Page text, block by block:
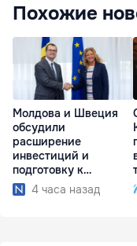
Похожие
Молдова и Швеция
обсудили
расширение
инвестиций и
подготовку к
отопительному
сезону
4 часа назад